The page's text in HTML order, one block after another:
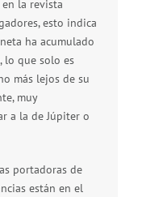
la revista
esto indica
ha acumulado
lo que solo es
más lejos de su
muy
a la de Júpiter o
portadoras de
están en el